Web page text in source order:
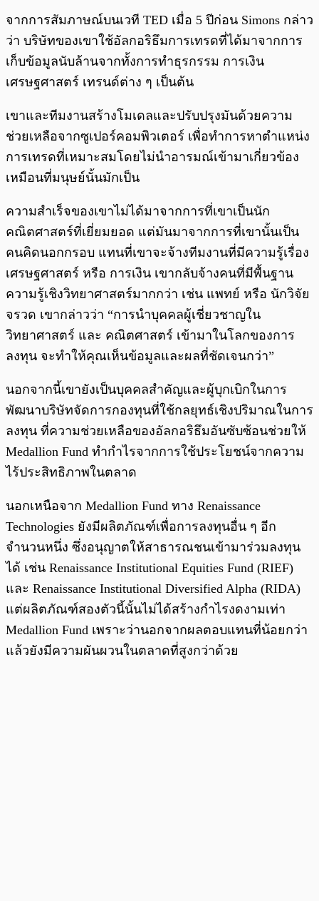
จากการสัมภาษณ์บนเวที TED เมื่อ 5 ปีก่อน Simons กล่าว
ว่า บริษัทของเขาใช้อัลกอริธึมการเทรดที่ได้มาจากการ
เก็บข้อมูลนับล้านจากทั้งการทำธุรกรรม การเงิน
เศรษฐศาสตร์ เทรนด์ต่าง ๆ เป็นต้น
เขาและทีมงานสร้างโมเดลและปรับปรุงมันด้วยความ
ช่วยเหลือจากซูเปอร์คอมพิวเตอร์ เพื่อทำการหาตำแหน่ง
การเทรดที่เหมาะสมโดยไม่นำอารมณ์เข้ามาเกี่ยวข้อง
เหมือนที่มนุษย์นั้นมักเป็น
ความสำเร็จของเขาไม่ได้มาจากการที่เขาเป็นนัก
คณิตศาสตร์ที่เยี่ยมยอด แต่มันมาจากการที่เขานั้นเป็น
คนคิดนอกกรอบ แทนที่เขาจะจ้างทีมงานที่มีความรู้เรื่อง
เศรษฐศาสตร์ หรือ การเงิน เขากลับจ้างคนที่มีพื้นฐาน
ความรู้เชิงวิทยาศาสตร์มากกว่า เช่น แพทย์ หรือ นักวิจัย
จรวด เขากล่าวว่า “การนำบุคคลผู้เชี่ยวชาญใน
วิทยาศาสตร์ และ คณิตศาสตร์ เข้ามาในโลกของการ
ลงทุน จะทำให้คุณเห็นข้อมูลและผลที่ชัดเจนกว่า”
นอกจากนี้เขายังเป็นบุคคลสำคัญและผู้บุกเบิกในการ
พัฒนาบริษัทจัดการกองทุนที่ใช้กลยุทธ์เชิงปริมาณในการ
ลงทุน ที่ความช่วยเหลือของอัลกอริธึมอันซับซ้อนช่วยให้
Medallion Fund ทำกำไรจากการใช้ประโยชน์จากความ
ไร้ประสิทธิภาพในตลาด
นอกเหนือจาก Medallion Fund ทาง Renaissance
Technologies ยังมีผลิตภัณฑ์เพื่อการลงทุนอื่น ๆ อีก
จำนวนหนึ่ง ซึ่งอนุญาตให้สาธารณชนเข้ามาร่วมลงทุน
ได้ เช่น Renaissance Institutional Equities Fund (RIEF)
และ Renaissance Institutional Diversified Alpha (RIDA)
แต่ผลิตภัณฑ์สองตัวนี้นั้นไม่ได้สร้างกำไรงดงามเท่า
Medallion Fund เพราะว่านอกจากผลตอบแทนที่น้อยกว่า
แล้วยังมีความผันผวนในตลาดที่สูงกว่าด้วย